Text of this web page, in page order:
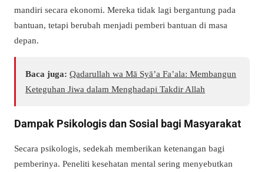
mandiri secara ekonomi. Mereka tidak lagi bergantung pada
bantuan, tetapi berubah menjadi pemberi bantuan di masa
depan.
Baca juga: Qadarullah wa Mā Syā’a Fa’ala: Membangun
Keteguhan Jiwa dalam Menghadapi Takdir Allah
Dampak Psikologis dan Sosial bagi Masyarakat
Secara psikologis, sedekah memberikan ketenangan bagi
pemberinya. Peneliti kesehatan mental sering menyebutkan